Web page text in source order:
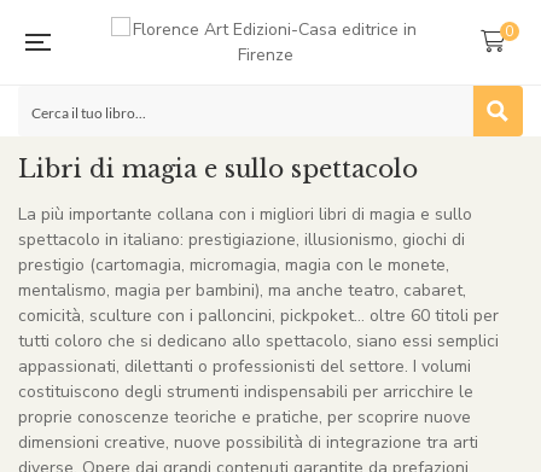
0
Libri di magia e sullo spettacolo
La più importante collana con i migliori libri di magia e sullo
spettacolo in italiano: prestigiazione, illusionismo, giochi di
prestigio (cartomagia, micromagia, magia con le monete,
mentalismo, magia per bambini), ma anche teatro, cabaret,
comicità, sculture con i palloncini, pickpoket… oltre 60 titoli per
tutti coloro che si dedicano allo spettacolo, siano essi semplici
appassionati, dilettanti o professionisti del settore. I volumi
costituiscono degli strumenti indispensabili per arricchire le
proprie conoscenze teoriche e pratiche, per scoprire nuove
dimensioni creative, nuove possibilità di integrazione tra arti